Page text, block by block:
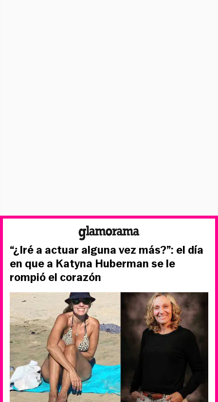
“¿Iré a actuar alguna vez más?”: el día
en que a Katyna Huberman se le
rompió el corazón